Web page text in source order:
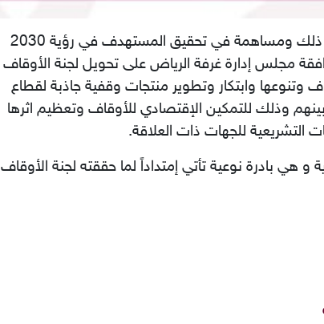
تتوج غرفة الرياض جهودها في خدمة قطاع الأوقاف واستكمالا للدور الريادي لها في ذلك ومساهمة في تحقيق المستهدف في رؤية 2030
مجلس إدارة غرفة الرياض على تحويل لجنة الأوقاف
وتنوعها وابتكار وتطوير منتجات وقفية جاذبة لقطاع
وذلك للتمكين الإقتصادي للأوقاف وتعظيم اثرها
التشريعية للجهات ذات العلاقة.
هي بادرة نوعية تأتي إمتداداً لما حققته لجنة الأوقاف